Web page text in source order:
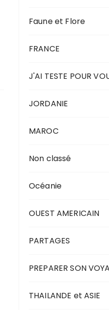
Faune et Flore
FRANCE
J'AI TESTE POUR
JORDANIE
MAROC
Non classé
Océanie
OUEST AMERICAIN
PARTAGES
PREPARER SON
THAILANDE et ASIE